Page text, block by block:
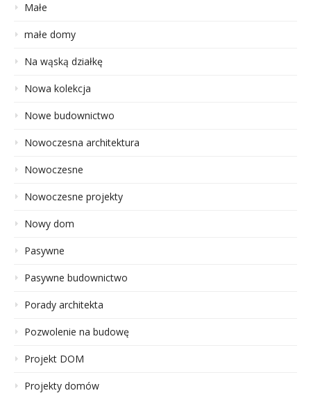
Małe
małe domy
Na wąską działkę
Nowa kolekcja
Nowe budownictwo
Nowoczesna architektura
Nowoczesne
Nowoczesne projekty
Nowy dom
Pasywne
Pasywne budownictwo
Porady architekta
Pozwolenie na budowę
Projekt DOM
Projekty domów